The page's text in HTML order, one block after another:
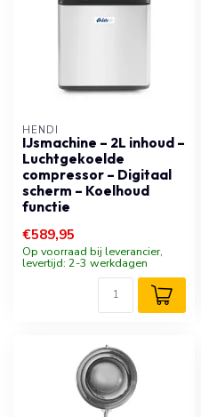
HENDI
IJsmachine – 2L inhoud –
Luchtgekoelde
compressor – Digitaal
scherm – Koelhoud
functie
€589,95
Op voorraad bij leverancier,
levertijd: 2-3 werkdagen